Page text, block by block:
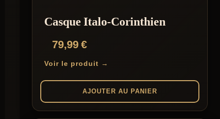
Casque Italo-Corinthien
79,99€
Voir le produit →
AJOUTER AU PANIER